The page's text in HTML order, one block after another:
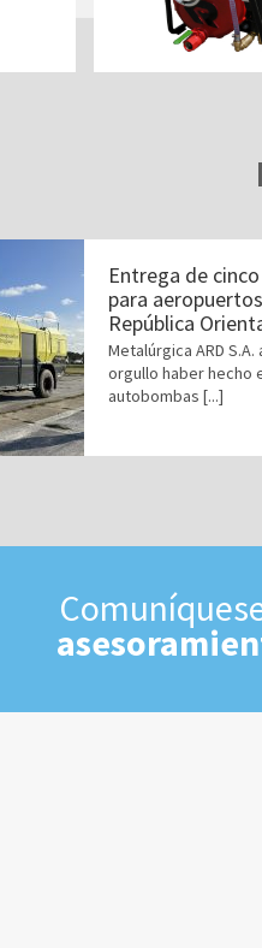
Entrega de
para
República
Metalúrgica ARD S.A.
orgullo haber hecho
autobombas [...]